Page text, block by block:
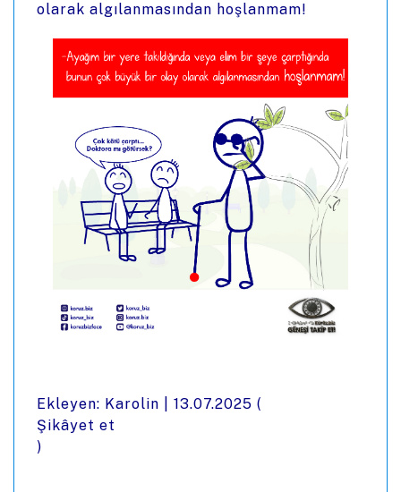
olarak algılanmasından hoşlanmam!
Ekleyen: Karolin | 13.07.2025 (
Şikâyet et
)